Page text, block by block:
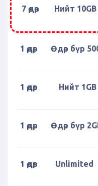
7 өдөр Нийт 10GB
1 өдөр Өдөр бүр
1 өдөр Нийт 1GB
1 өдөр Өдөр бүр
1 өдөр Unlimited